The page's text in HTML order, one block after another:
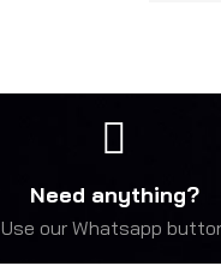
Need anything?
Use our Whatsapp